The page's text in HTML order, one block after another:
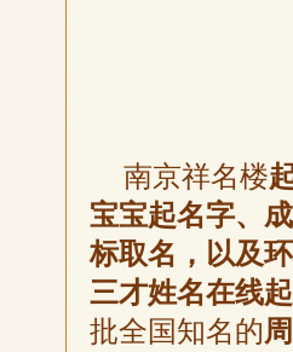
南京祥名楼
宝宝起名字、
标取名，以及
三才姓名在线
批全国知名的